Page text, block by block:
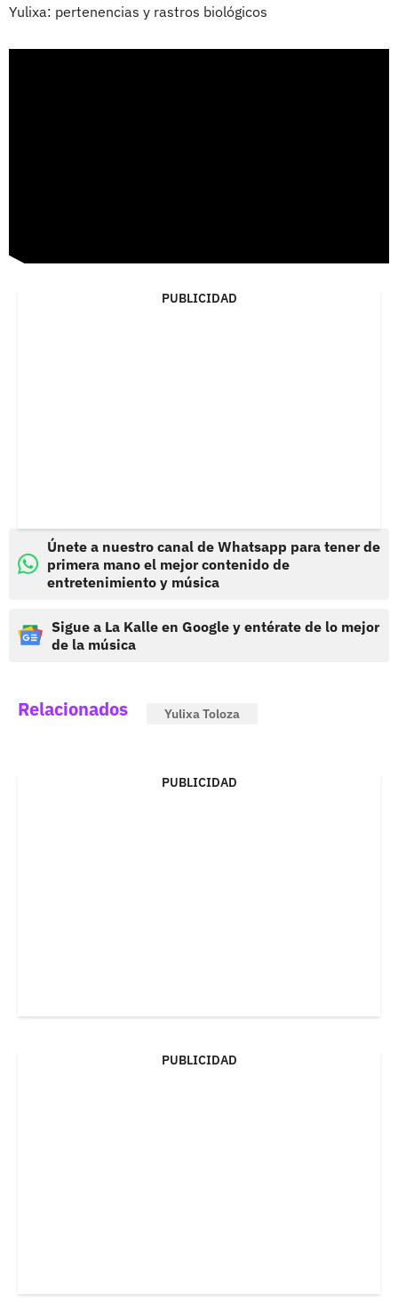
Yulixa: pertenencias y rastros biológicos
PUBLICIDAD
Únete a nuestro canal de Whatsapp para tener de
primera mano el mejor contenido de
entretenimiento y música
Sigue a La Kalle en Google y entérate de lo mejor
de la música
Relacionados Yulixa Toloza
PUBLICIDAD
PUBLICIDAD